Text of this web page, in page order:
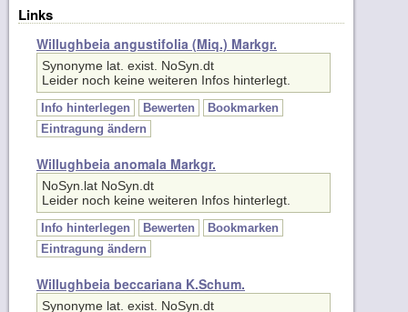
Willughbeia angustifolia (Miq.) Markgr.
Synonyme lat. exist. NoSyn.dt
Leider noch keine weiteren Infos hinterlegt.
Info hinterlegen Bewerten
Bookmarken
Eintragung ändern
NoSyn.lat NoSyn.dt
Leider noch keine weiteren Infos hinterlegt.
Info hinterlegen Bewerten
Bookmarken
Eintragung ändern
Synonyme lat. exist. NoSyn.dt
Leider noch keine weiteren Infos hinterlegt.